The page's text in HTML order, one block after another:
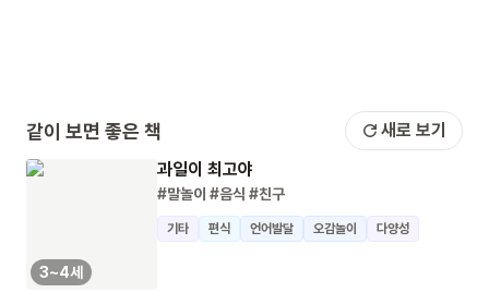
같이 보면 좋은 책 새로 보기
3~4세
과일이 최고야
#말놀이 #음식 #친구
기타 편식 언어발달 오감놀이 다양성